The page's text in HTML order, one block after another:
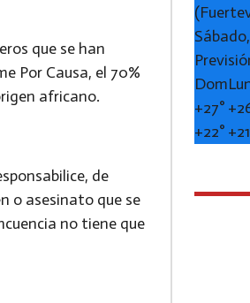
que se han
Por Causa, el 70%
africano.
de
o asesinato que se
no tiene que
Dom
+27° +
+22° +